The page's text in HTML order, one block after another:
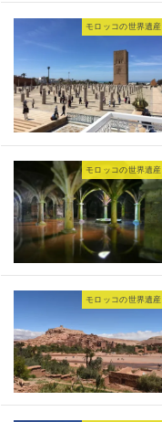
モロッコの世界遺産
モロッコの世界遺産
モロッコの世界遺産